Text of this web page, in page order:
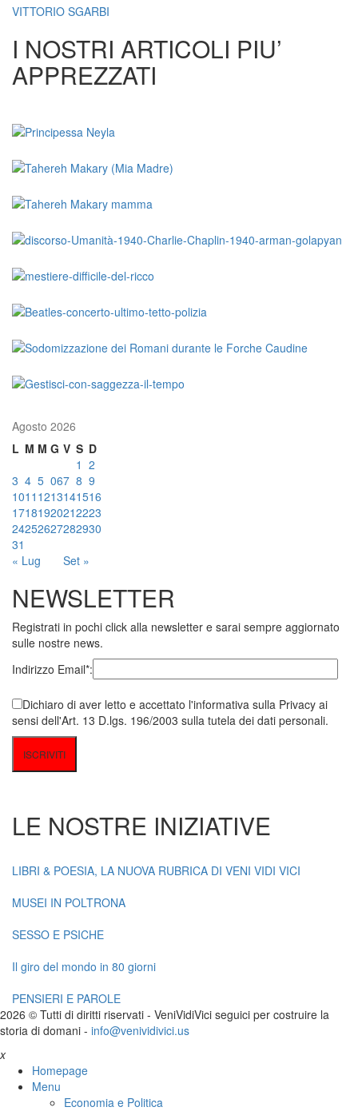
VITTORIO SGARBI
I NOSTRI ARTICOLI PIU’
APPREZZATI
Agosto 2026
L M M G V S D
« Lug Set »
1 2
3 4 5 067 8 9
1011 1213141516
17181920212223
24252627282930
31
NEWSLETTER
Registrati in pochi click alla newsletter e sarai sempre aggiornato
sulle nostre news.
Indirizzo Email*:
Dichiaro di aver letto e accettato l'informativa sulla Privacy ai
sensi dell'Art. 13 D.lgs. 196/2003 sulla tutela dei dati personali.
LE NOSTRE INIZIATIVE
LIBRI & POESIA, LA NUOVA RUBRICA DI VENI VIDI VICI
MUSEI IN POLTRONA
SESSO E PSICHE
Il giro del mondo in 80 giorni
PENSIERI E PAROLE
2026 © Tutti di diritti riservati - VeniVidiVici seguici per costruire la
storia di domani - info@venividivici.us
x
Homepage
Menu
Economia e Politica